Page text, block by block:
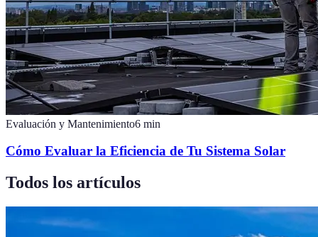
Evaluación y Mantenimiento6 min
Cómo Evaluar la Eficiencia de Tu Sistema Solar
Todos los artículos